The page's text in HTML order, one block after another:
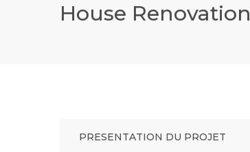
House Renovation
PRESENTATION DU PROJET